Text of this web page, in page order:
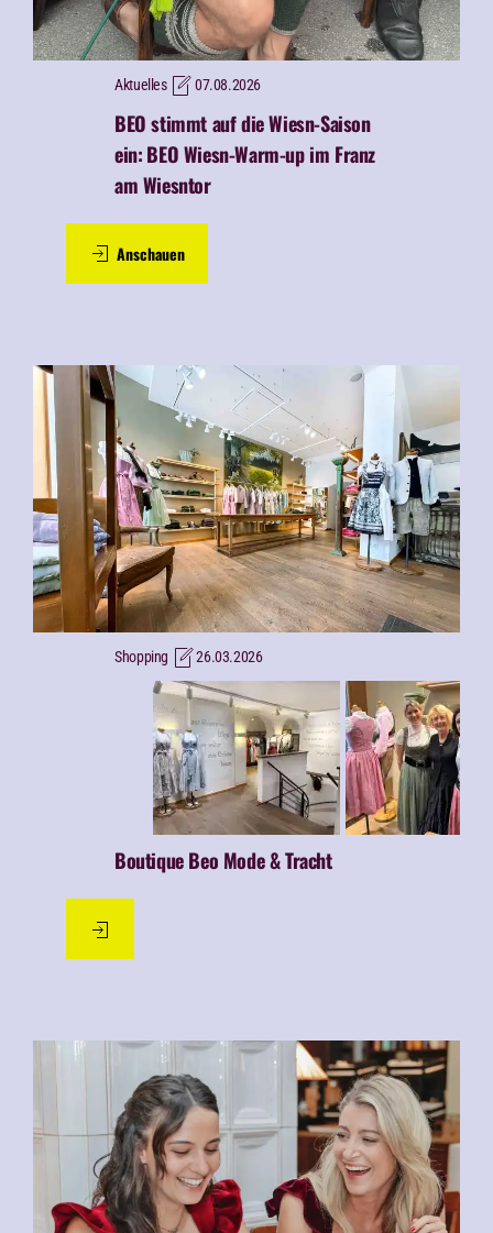
Aktuelles 07.08.2026
BEO stimmt auf die Wiesn-Saison
ein:BEO Wiesn-Warm-up im Franz
am Wiesntor
Anschauen
Shopping 26.03.2026
Boutique Beo Mode & Tracht